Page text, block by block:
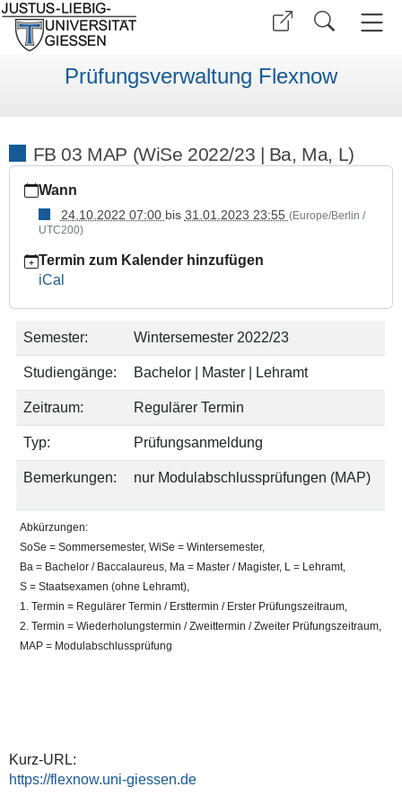
Prüfungsverwaltung Flexnow
FB 03 MAP (WiSe 2022/23 | Ba, Ma, L)
giessen.de/de/studium/waehrend/ecampus/flexnow/fristen/
fb03-
(WiSe
2022/23
Ma,
2022-
10-
2023-
01-
31T23:55:00+01:00
Wann
24.10.2022 07:00 bis 31.01.2023 23:55 (Europe/Berlin /
UTC200)
Termin zum Kalender hinzufügen
iCal
Semester: Wintersemester 2022/23
Studiengänge: Bachelor | Master | Lehramt
Zeitraum: Regulärer Termin
Typ: Prüfungsanmeldung
Bemerkungen: nur Modulabschlussprüfungen (MAP)
Abkürzungen:
SoSe = Sommersemester, WiSe = Wintersemester,
Ba = Bachelor / Baccalaureus, Ma = Master / Magister, L = Lehramt,
S = Staatsexamen (ohne Lehramt),
1. Termin = Regulärer Termin / Ersttermin / Erster Prüfungszeitraum,
2. Termin = Wiederholungstermin / Zweittermin / Zweiter Prüfungszeitraum,
MAP = Modulabschlussprüfung
Kurz-URL:
https://flexnow.uni-giessen.de